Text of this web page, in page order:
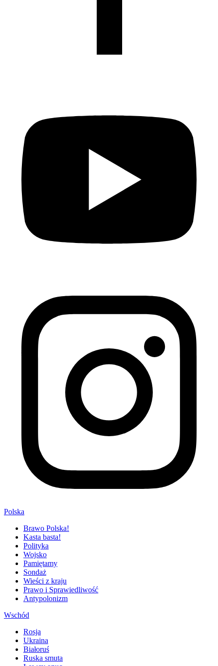
Polska
Brawo Polska!
Kasta basta!
Polityka
Wojsko
Pamiętamy
Sondaż
Wieści z kraju
Prawo i Sprawiedliwość
Antypolonizm
Wschód
Rosja
Ukraina
Białoruś
Ruska smuta